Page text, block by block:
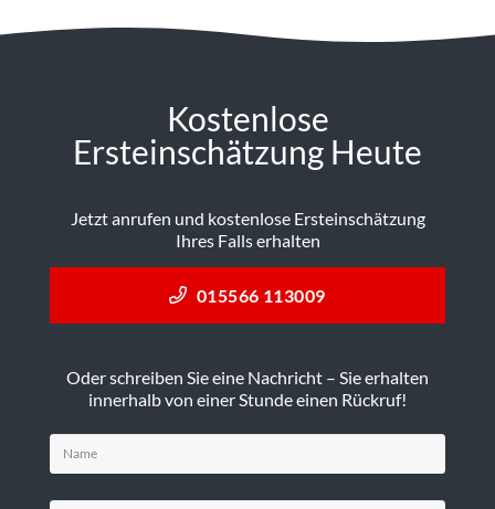
Kostenlose
Ersteinschätzung Heute
Jetzt anrufen und kostenlose Ersteinschätzung
Ihres Falls erhalten
015566 113009
Oder schreiben Sie eine Nachricht – Sie erhalten
innerhalb von einer Stunde einen Rückruf!